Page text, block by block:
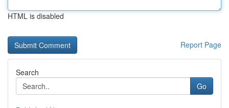
HTML is disabled
Report Page
Search
Go